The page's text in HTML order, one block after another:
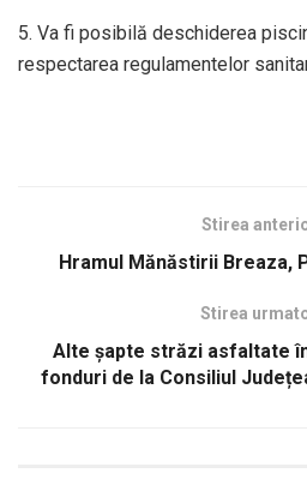
5. Va fi posibilă deschiderea
respectarea regulamentelor
Stirea
Hramul Mănăstirii Breaza,
Stirea
Alte șapte străzi asfaltate
fonduri de la Consiliul